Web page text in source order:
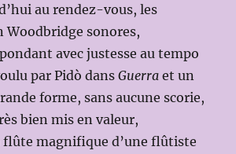
au rendez-vous, les
Woodbridge sonores,
avec justesse au tempo
par Pidò dansGuerraet un
forme, sans aucune scorie,
bien mis en valeur,
magnifique d’une flûtiste